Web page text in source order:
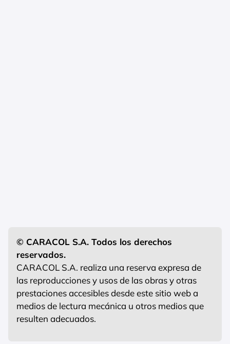
© CARACOL S.A. Todos los derechos
reservados.
CARACOL S.A. realiza una reserva expresa de
las reproducciones y usos de las obras y otras
prestaciones accesibles desde este sitio web a
medios de lectura mecánica u otros medios que
resulten adecuados.